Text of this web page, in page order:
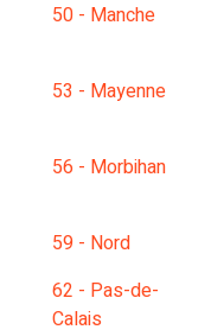
50 - Manche
53 - Mayenne
56 - Morbihan
59 - Nord
62 - Pas-de-
Calais